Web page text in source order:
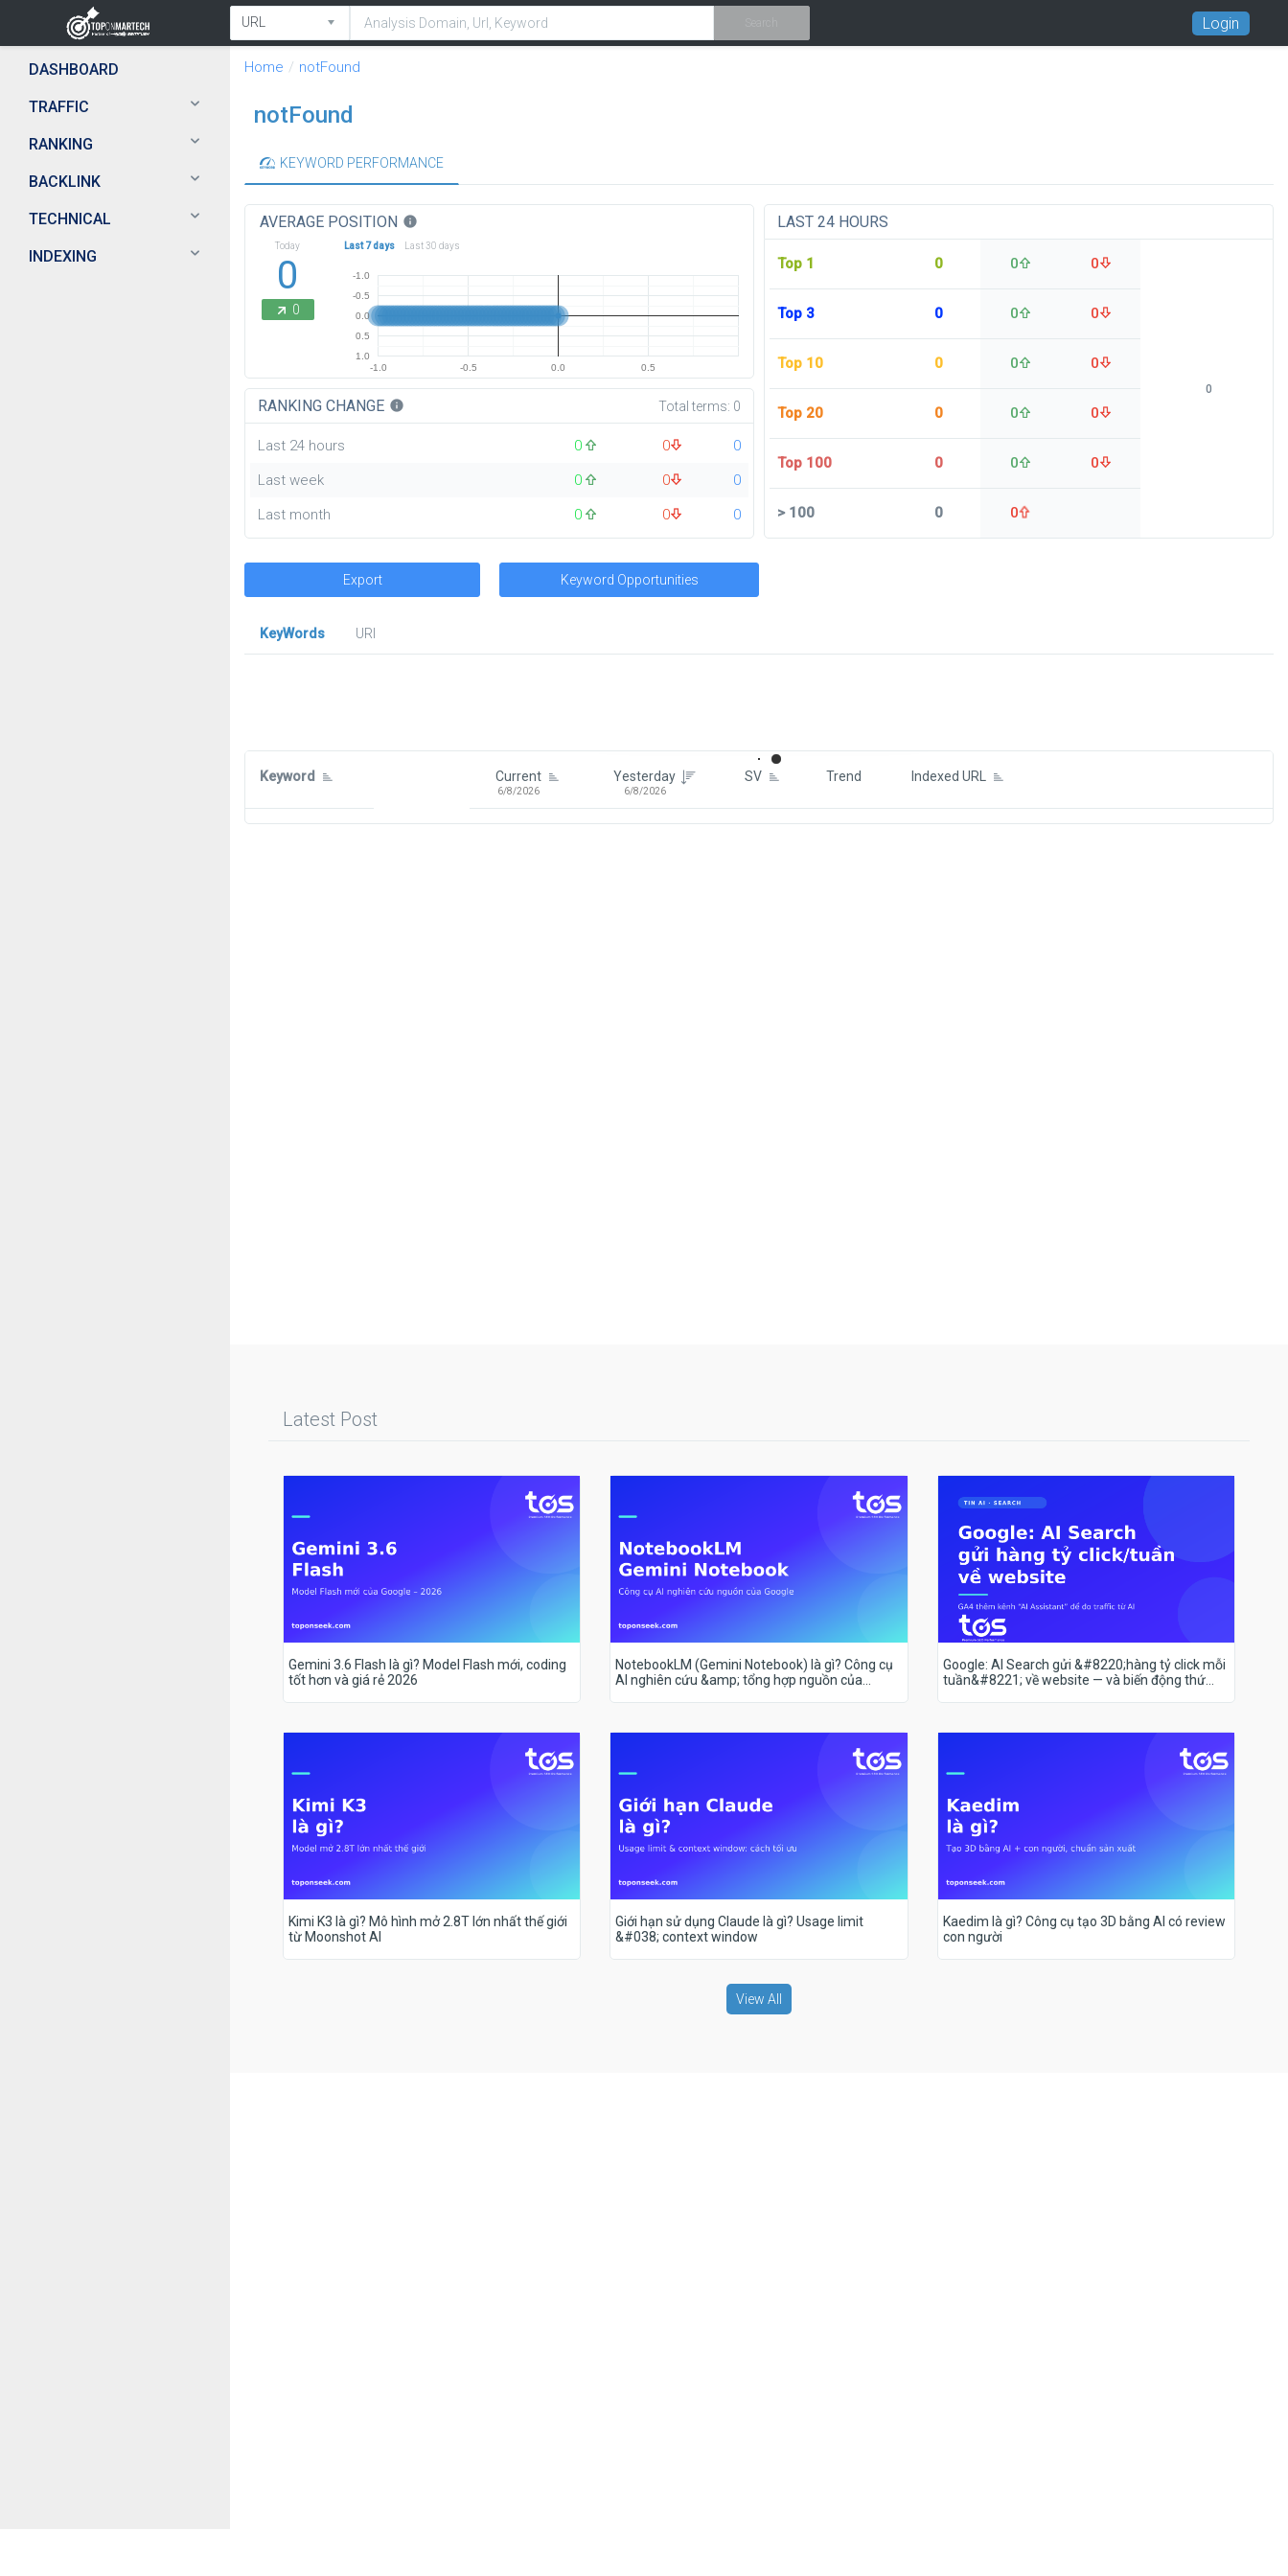
Login
DASHBOARD
TRAFFIC
RANKING
BACKLINK
TECHNICAL
INDEXING
Home notFound
notFound
KEYWORD PERFORMANCE
AVERAGE POSITION info
Today
0
0
Last 7 days Last 30 days
-1.0 -0.5 0.0 0.5
-1.0
-0.5
0.0
0.5
1.0
RANKING CHANGE info Total terms: 0
Last 24 hours 0 0
0
Last week
0 0
0
Last month
0 0 0
LAST 24 HOURS
Top 1 0 0 0
Top 3 0 0 0
Top 10 0 0 0
Top 20 0 0 0
Top 100 0 0 0
>100 0 0
0
Export Keyword Opportunities
KeyWords
URl
Keyword Current
6/8/2026
Yesterday
6/8/2026
SV Trend Indexed URL
Latest Post
Gemini 3.6 Flash là gì? Model Flash mới, coding
tốt hơn và giá rẻ 2026
NotebookLM (Gemini Notebook) là gì? Công cụ
AI nghiên cứu &amp; tổng hợp nguồn của
Google: AI Search gửi &#8220;hàng tỷ click mỗi
tuần&#8221; về website — và biến động thứ
Kimi K3 là gì? Mô hình mở 2.8T lớn nhất thế giới
từ Moonshot AI
Giới hạn sử dụng Claude là gì? Usage limit
&#038; context window
Kaedim là gì? Công cụ tạo 3D bằng AI có review
con người
View All